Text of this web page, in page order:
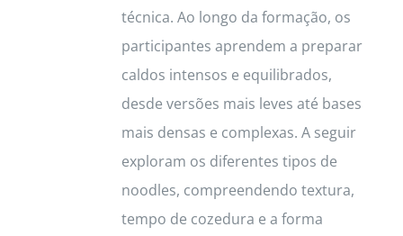
técnica. Ao longo da formação, os
participantes aprendem a preparar
caldos intensos e equilibrados,
desde versões mais leves até bases
mais densas e complexas. A seguir
exploram os diferentes tipos de
noodles, compreendendo textura,
tempo de cozedura e a forma